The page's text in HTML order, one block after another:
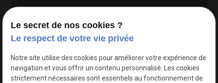
Google Maps Search API est désactivé.
Le secret de nos cookies ?
Le respect de votre vie privée
Notre site utilise des cookies pour améliorer votre expérience de
navigation et vous offrir un contenu personnalisé. Les cookies
strictement nécessaires sont essentiels au fonctionnement de